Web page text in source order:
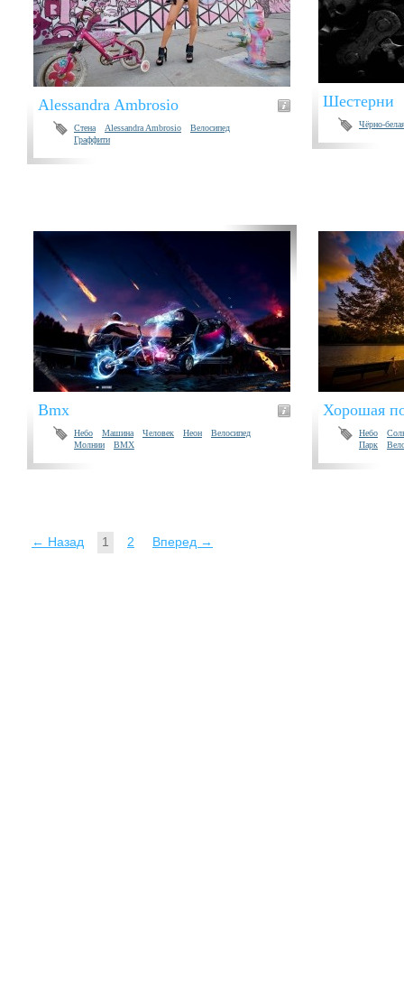
Alessandra Ambrosio
Стена Alessandra Ambrosio
Велосипед
Граффити
Шестерни
Чёрно-
Bmx
Небо Машина Человек Неон
Велосипед
Молнии
BMX
Хорошая
Небо
Парк
← Назад 1 2 Вперед →